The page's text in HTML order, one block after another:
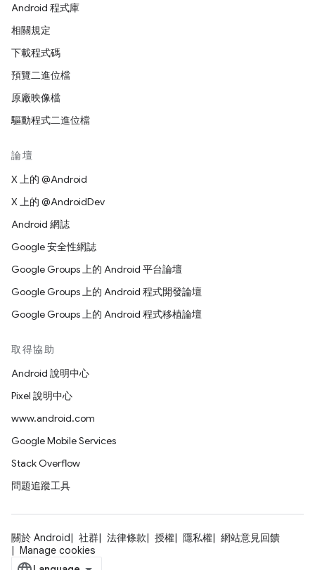
Android 程式庫
相關規定
下載程式碼
預覽二進位檔
原廠映像檔
驅動程式二進位檔
論壇
X 上的 @Android
X 上的 @AndroidDev
Android 網誌
Google 安全性網誌
Google Groups 上的 Android 平台論壇
Google Groups 上的 Android 程式開發論壇
Google Groups 上的 Android 程式移植論壇
取得協助
Android 說明中心
Pixel 說明中心
www.android.com
Google Mobile Services
Stack Overflow
問題追蹤工具
關於 Android 社群 法律條款 授權 隱私權
網站意見回饋
Manage cookies